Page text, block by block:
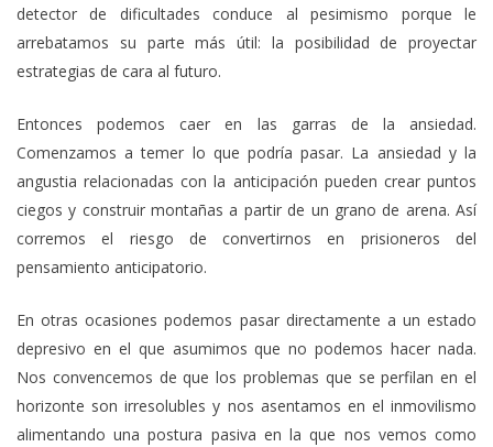
detector de dificultades conduce al pesimismo porque le
arrebatamos su parte más útil: la posibilidad de proyectar
estrategias de cara al futuro.
Entonces podemos caer en las garras de la ansiedad.
Comenzamos a temer lo que podría pasar. La ansiedad y la
angustia relacionadas con la anticipación pueden crear puntos
ciegos y construir montañas a partir de un grano de arena. Así
corremos el riesgo de convertirnos en prisioneros del
pensamiento anticipatorio.
En otras ocasiones podemos pasar directamente a un estado
depresivo en el que asumimos que no podemos hacer nada.
Nos convencemos de que los problemas que se perfilan en el
horizonte son irresolubles y nos asentamos en el inmovilismo
alimentando una postura pasiva en la que nos vemos como